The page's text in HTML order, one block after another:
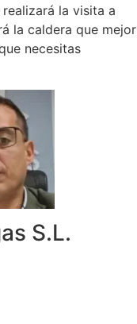
la visita a
la caldera que mejor
necesitas
S.L.